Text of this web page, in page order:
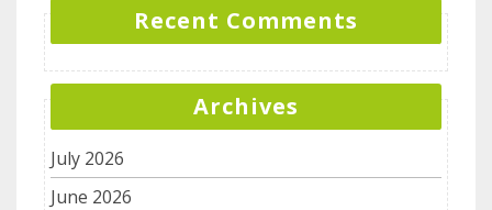
Recent Comments
Archives
July 2026
June 2026